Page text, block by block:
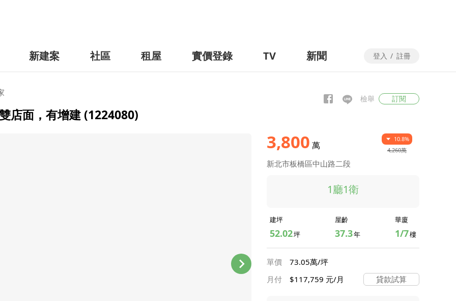
新建案 社區 租屋 實價登錄 TV 新聞 登入 / 註冊
檢舉 訂閱
店面，有增建 (1224080)
3,800 萬
10.8%
4,260萬
新北市板橋區中山路二段
1廳1衛
建坪
52.02坪
屋齡
37.3年
華廈
1/7樓
單價
73.05萬/坪
月付
$117,759 元/月 貸款試算